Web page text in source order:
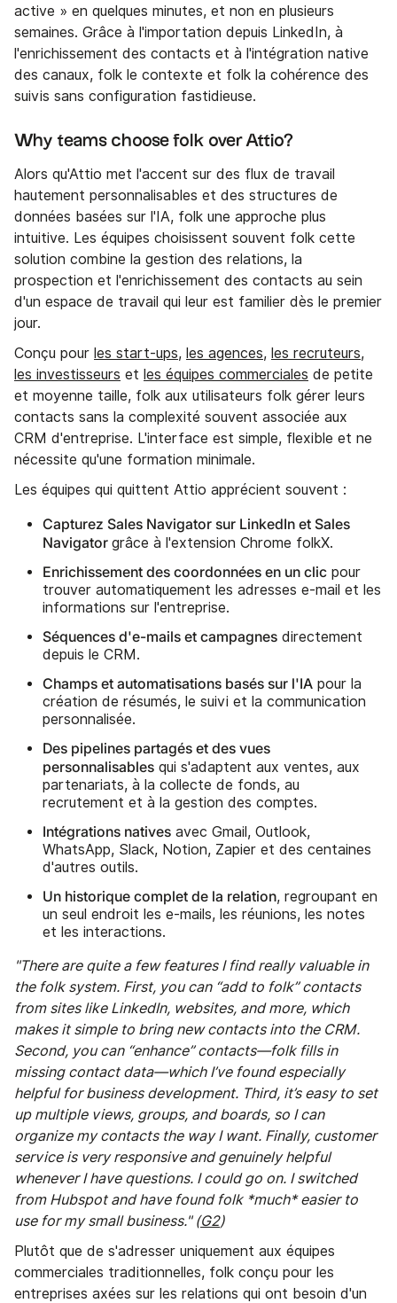
active » en quelques minutes, et non en plusieurs
semaines. Grâce à l'importation depuis LinkedIn, à
l'enrichissement des contacts et à l'intégration native
des canaux, folk le contexte et folk la cohérence des
suivis sans configuration fastidieuse.
Why teams choose folk over Attio?
Alors qu'Attio met l'accent sur des flux de travail
hautement personnalisables et des structures de
données basées sur l'IA, folk une approche plus
intuitive. Les équipes choisissent souvent folk cette
solution combine la gestion des relations, la
prospection et l'enrichissement des contacts au sein
d'un espace de travail qui leur est familier dès le premier
jour.
Conçu pour les start-ups, les agences, les recruteurs,
les investisseurs et les équipes commerciales de petite
et moyenne taille, folk aux utilisateurs folk gérer leurs
contacts sans la complexité souvent associée aux
CRM d'entreprise. L'interface est simple, flexible et ne
nécessite qu'une formation minimale.
Les équipes qui quittent Attio apprécient souvent :
Capturez Sales Navigator sur LinkedIn et Sales
Navigator grâce à l'extension Chrome folkX.
Enrichissement des coordonnées en un clic pour
trouver automatiquement les adresses e-mail et les
informations sur l'entreprise.
Séquences d'e-mails et campagnes directement
depuis le CRM.
Champs et automatisations basés sur l'IA pour la
création de résumés, le suivi et la communication
personnalisée.
Des pipelines partagés et des vues
personnalisables qui s'adaptent aux ventes, aux
partenariats, à la collecte de fonds, au
recrutement et à la gestion des comptes.
Intégrations natives avec Gmail, Outlook,
WhatsApp, Slack, Notion, Zapier et des centaines
d'autres outils.
Un historique complet de la relation, regroupant en
un seul endroit les e-mails, les réunions, les notes
et les interactions.
"There are quite a few features I find really valuable in
the folk system. First, you can “add to folk” contacts
from sites like LinkedIn, websites, and more, which
makes it simple to bring new contacts into the CRM.
Second, you can “enhance” contacts—folk fills in
missing contact data—which I’ve found especially
helpful for business development. Third, it’s easy to set
up multiple views, groups, and boards, so I can
organize my contacts the way I want. Finally, customer
service is very responsive and genuinely helpful
whenever I have questions. I could go on. I switched
from Hubspot and have found folk *much* easier to
use for my small business." (G2)
Plutôt que de s'adresser uniquement aux équipes
commerciales traditionnelles, folk conçu pour les
entreprises axées sur les relations qui ont besoin d'un